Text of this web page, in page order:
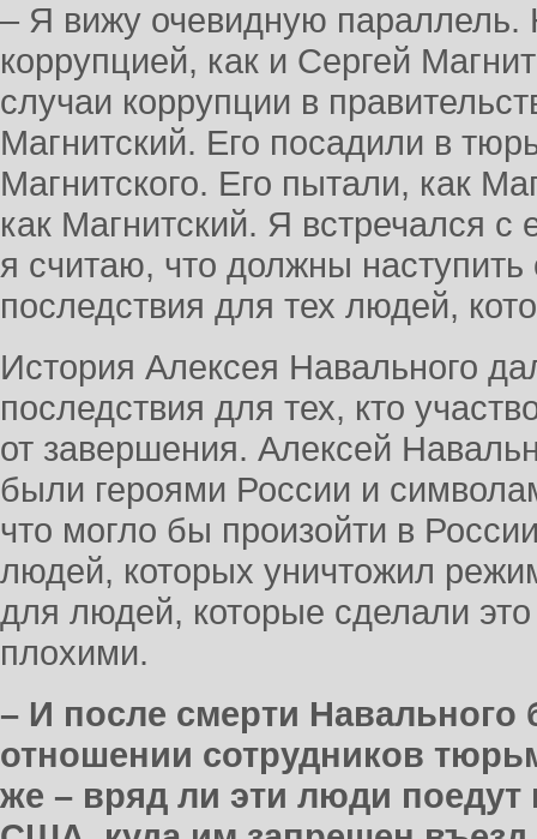
– Я вижу очевидную
коррупцией, как и Сергей
случаи коррупции в
Магнитский. Его посадили в
Магнитского. Его пытали, как
как Магнитский. Я встречался с
я считаю, что должны наступить
последствия для тех людей,
История Алексея Навального
последствия для тех, кто
от завершения. Алексей
были героями России и
что могло бы произойти в
людей, которых уничтожил
для людей, которые сделали
плохими.
– И после смерти
отношении сотрудников
же – вряд ли эти люди